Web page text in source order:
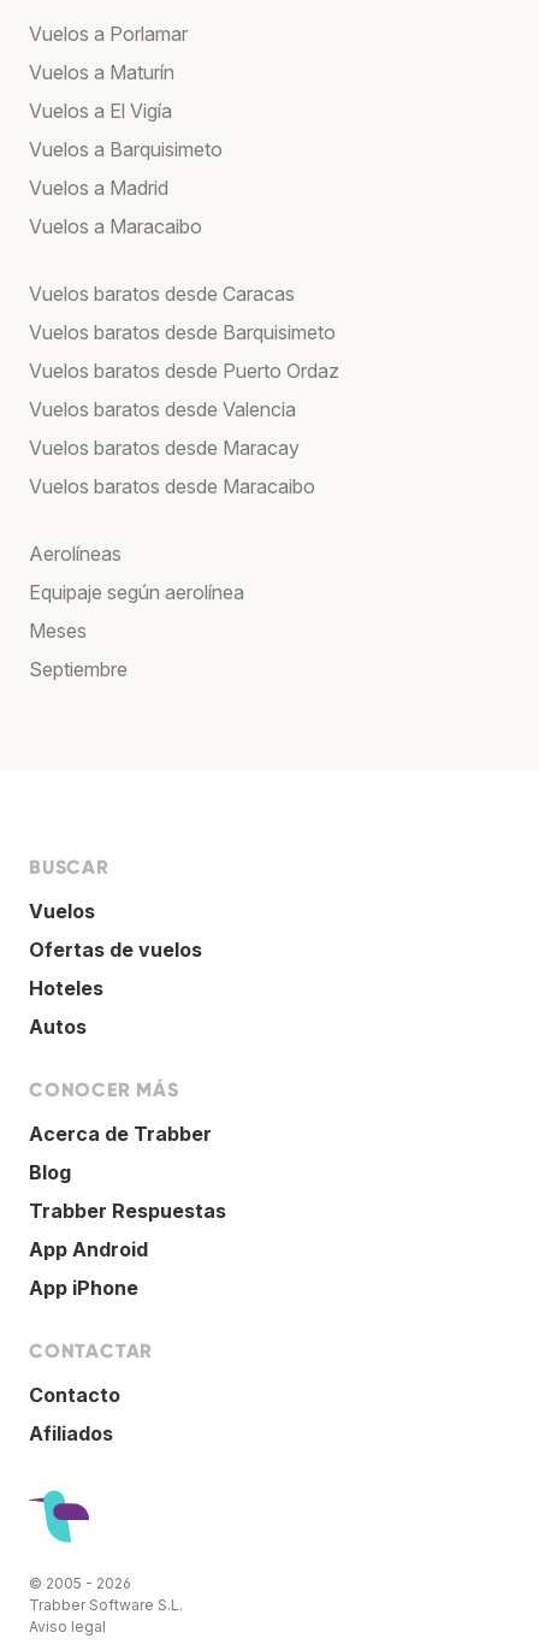
Vuelos a Porlamar
Vuelos a Maturín
Vuelos a El Vigía
Vuelos a Barquisimeto
Vuelos a Madrid
Vuelos a Maracaibo
Vuelos baratos desde Caracas
Vuelos baratos desde Barquisimeto
Vuelos baratos desde Puerto Ordaz
Vuelos baratos desde Valencia
Vuelos baratos desde Maracay
Vuelos baratos desde Maracaibo
Aerolíneas
Equipaje según aerolínea
Meses
Septiembre
BUSCAR
Vuelos
Ofertas de vuelos
Hoteles
Autos
CONOCER MÁS
Acerca de Trabber
Blog
Trabber Respuestas
App Android
App iPhone
CONTACTAR
Contacto
Afiliados
© 2005 - 2026
Trabber Software S.L.
Aviso legal